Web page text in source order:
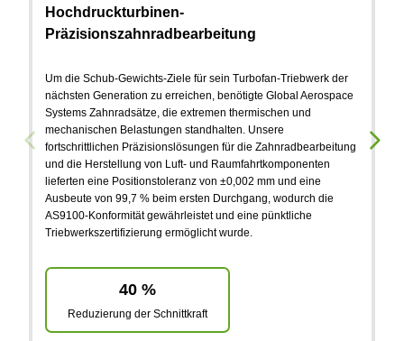
Hochdruckturbinen-
Präzisionszahnradbearbeitung
Um die Schub-Gewichts-Ziele für sein Turbofan-Triebwerk der
nächsten Generation zu erreichen, benötigte Global Aerospace
Systems Zahnradsätze, die extremen thermischen und
mechanischen Belastungen standhalten. Unsere
fortschrittlichen Präzisionslösungen für die Zahnradbearbeitung
und die Herstellung von Luft- und Raumfahrtkomponenten
lieferten eine Positionstoleranz von ±0,002 mm und eine
Ausbeute von 99,7 % beim ersten Durchgang, wodurch die
AS9100-Konformität gewährleistet und eine pünktliche
Triebwerkszertifizierung ermöglicht wurde.
40 %
Reduzierung der Schnittkraft